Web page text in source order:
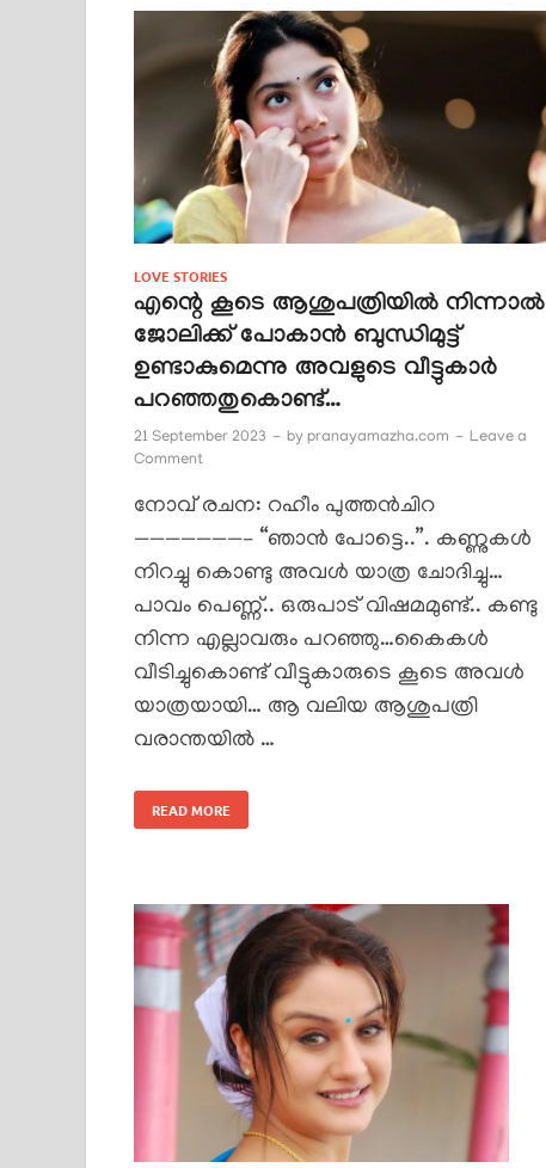
LOVE STORIES
എന്റെ കൂടെ ആശുപത്രിയിൽ നിന്നാൽ
ജോലിക്ക് പോകാൻ ബുന്ധിമുട്ട്
ഉണ്ടാകുമെന്നു അവളുടെ വീട്ടുകാർ
പറഞ്ഞതുകൊണ്ട്…
21 September 2023 - by pranayamazha.com - Leave a
Comment
നോവ് രചന: റഹീം പുത്തൻചിറ
———————– “ഞാൻ പോട്ടെ..”. കണ്ണുകൾ
നിറച്ചു കൊണ്ടു അവൾ യാത്ര ചോദിച്ചു…
പാവം പെണ്ണ്.. ഒരുപാട് വിഷമമുണ്ട്.. കണ്ടു
നിന്ന എല്ലാവരും പറഞ്ഞു…കൈകൾ
വീടിച്ചുകൊണ്ട് വീട്ടുകാരുടെ കൂടെ അവൾ
യാത്രയായി… ആ വലിയ ആശുപത്രി
വരാന്തയിൽ …
READ MORE